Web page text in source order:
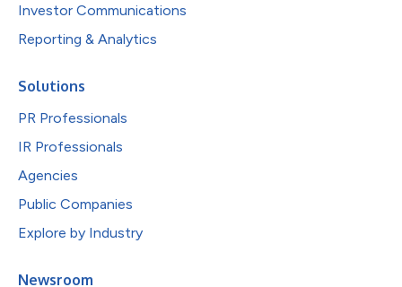
Investor Communications
Reporting & Analytics
Solutions
PR Professionals
IR Professionals
Agencies
Public Companies
Explore by Industry
Newsroom